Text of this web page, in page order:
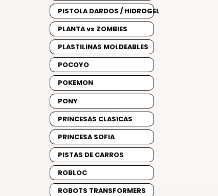
PISTOLA DARDOS / HIDROGEL
PLANTA vs ZOMBIES
PLASTILINAS MOLDEABLES
POCOYO
POKEMON
PONY
PRINCESAS CLASICAS
PRINCESA SOFIA
PISTAS DE CARROS
ROBLOC
ROBOTS TRANSFORMERS